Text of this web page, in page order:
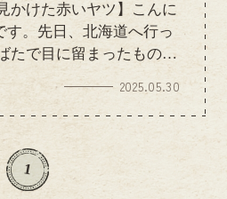
かけた赤いヤツ】こんに
す。先日、北海道へ行っ
たで目に留まったものが
こちらの写真です☆赤く
消火栓」！丹波市ではあ
プだったので、ついパシ
なんと吐水口が2箇所つ
2つも⁉」とちょっとびっ
た。調べてみると、寒冷
2025.05.30
1